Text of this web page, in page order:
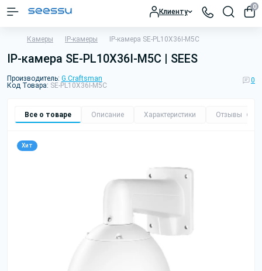
Клиенту
0
Камеры IP-камеры IP-камера SE-PL10X36I-M5C
IP-камера SE-PL10X36I-M5C | SEES
Производитель: G.Craftsman
Код Товара: SE-PL10X36I-M5C
0
Все о товаре Описание Характеристики Отзывы
Хит